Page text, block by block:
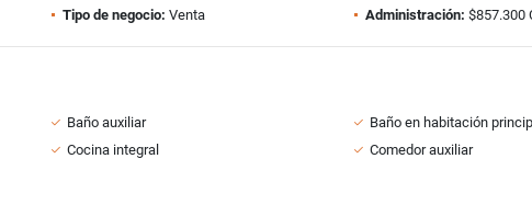
Tipo de negocio: Venta Administración: $857.300
Baño auxiliar
Baño en habitación
Cocina integral
Comedor auxiliar